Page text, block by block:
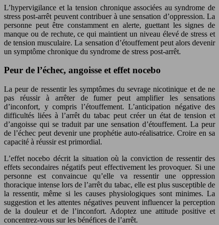
L’hypervigilance et la tension chronique associées au syndrome de
stress post-arrêt peuvent contribuer à une sensation d’oppression. La
personne peut être constamment en alerte, guettant les signes de
manque ou de rechute, ce qui maintient un niveau élevé de stress et
de tension musculaire. La sensation d’étouffement peut alors devenir
un symptôme chronique du syndrome de stress post-arrêt.
Peur de l’échec, angoisse et effet nocebo
La peur de ressentir les symptômes du sevrage nicotinique et de ne
pas réussir à arrêter de fumer peut amplifier les sensations
d’inconfort, y compris l’étouffement. L’anticipation négative des
difficultés liées à l’arrêt du tabac peut créer un état de tension et
d’angoisse qui se traduit par une sensation d’étouffement. La peur
de l’échec peut devenir une prophétie auto-réalisatrice. Croire en sa
capacité à réussir est primordial.
L’effet nocebo décrit la situation où la conviction de ressentir des
effets secondaires négatifs peut effectivement les provoquer. Si une
personne est convaincue qu’elle va ressentir une oppression
thoracique intense lors de l’arrêt du tabac, elle est plus susceptible de
la ressentir, même si les causes physiologiques sont minimes. La
suggestion et les attentes négatives peuvent influencer la perception
de la douleur et de l’inconfort. Adoptez une attitude positive et
concentrez-vous sur les bénéfices de l’arrêt.